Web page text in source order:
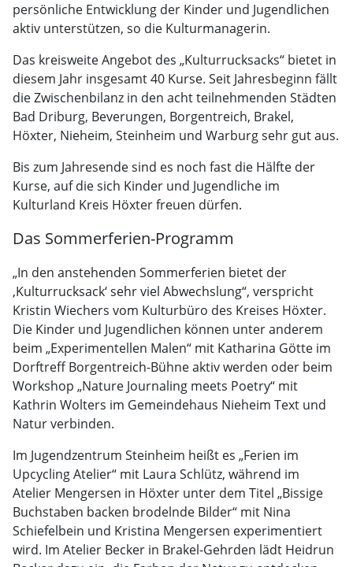
persönliche Entwicklung der Kinder und Jugendlichen
aktiv unterstützen, so die Kulturmanagerin.
Das kreisweite Angebot des „Kulturrucksacks“ bietet in
diesem Jahr insgesamt 40 Kurse. Seit Jahresbeginn fällt
die Zwischenbilanz in den acht teilnehmenden Städten
Bad Driburg, Beverungen, Borgentreich, Brakel,
Höxter, Nieheim, Steinheim und Warburg sehr gut aus.
Bis zum Jahresende sind es noch fast die Hälfte der
Kurse, auf die sich Kinder und Jugendliche im
Kulturland Kreis Höxter freuen dürfen.
Das Sommerferien-Programm
„In den anstehenden Sommerferien bietet der
‚Kulturrucksack‘ sehr viel Abwechslung“, verspricht
Kristin Wiechers vom Kulturbüro des Kreises Höxter.
Die Kinder und Jugendlichen können unter anderem
beim „Experimentellen Malen“ mit Katharina Götte im
Dorftreff Borgentreich-Bühne aktiv werden oder beim
Workshop „Nature Journaling meets Poetry“ mit
Kathrin Wolters im Gemeindehaus Nieheim Text und
Natur verbinden.
Im Jugendzentrum Steinheim heißt es „Ferien im
Upcycling Atelier“ mit Laura Schlütz, während im
Atelier Mengersen in Höxter unter dem Titel „Bissige
Buchstaben backen brodelnde Bilder“ mit Nina
Schiefelbein und Kristina Mengersen experimentiert
wird. Im Atelier Becker in Brakel-Gehrden lädt Heidrun